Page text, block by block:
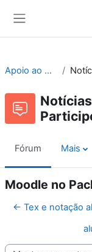
Apoio ao Moodle
Fórum Mais
Moodle no
← Tex e notação